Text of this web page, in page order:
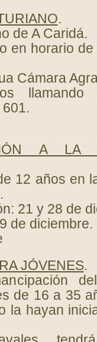
.
de A Caridá.
en horario
Cámara
A LA
12 años en
21 y 28 de
de diciembre.
JÓVENES.
de 16 a 35
la hayan